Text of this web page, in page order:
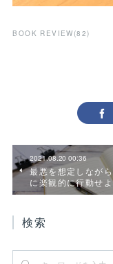
BOOK REVIEW (82)
2021.08.20 00:36
最悪を想定しなが
に楽観的に行動せよ
検索